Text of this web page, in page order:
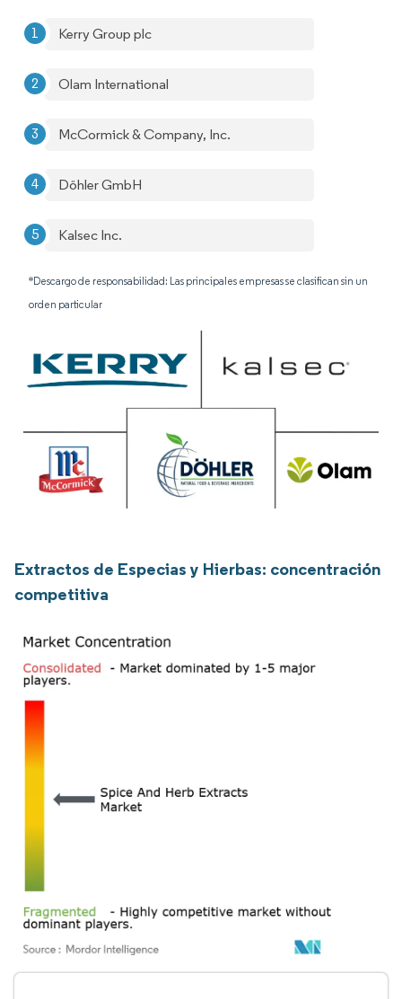
Kerry Group plc
Olam International
McCormick & Company, Inc.
Döhler GmbH
Kalsec Inc.
*Descargo de responsabilidad: Las principales empresas se clasifican sin un
orden particular
Extractos de Especias y Hierbas: concentración
competitiva